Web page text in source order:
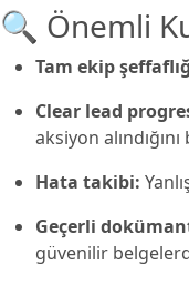
🔍 Önemli
Tam ekip
Clear lead
aksiyon
Hata takibi:
Geçerli
güvenilir